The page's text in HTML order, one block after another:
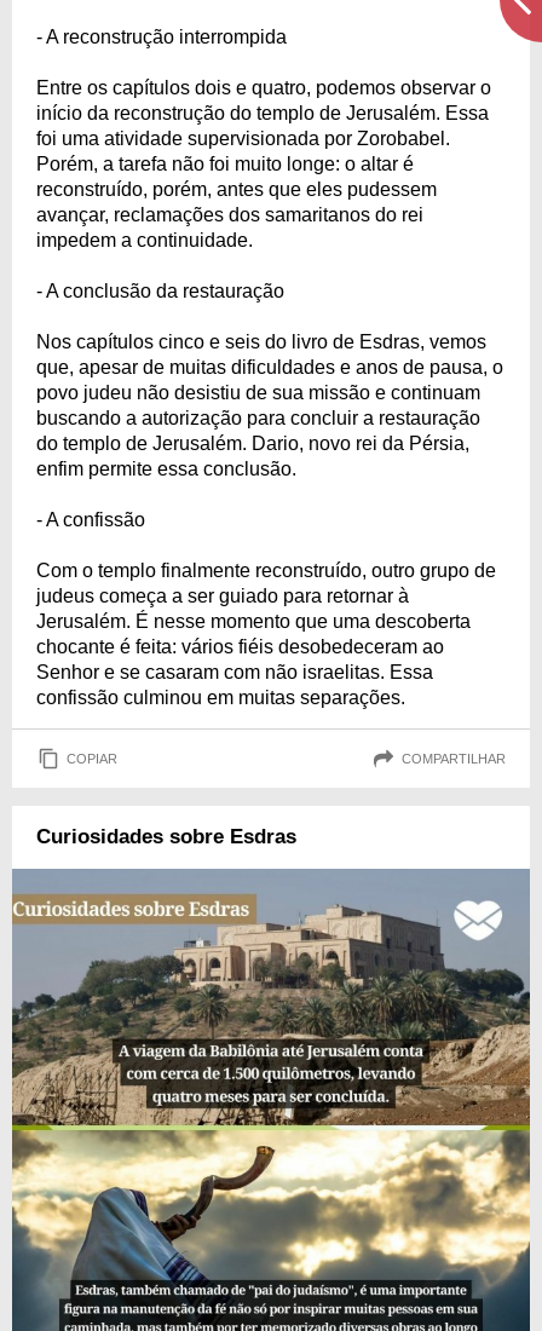
- A reconstrução interrompida
Entre os capítulos dois e quatro, podemos observar o
início da reconstrução do templo de Jerusalém. Essa
foi uma atividade supervisionada por Zorobabel.
Porém, a tarefa não foi muito longe: o altar é
reconstruído, porém, antes que eles pudessem
avançar, reclamações dos samaritanos do rei
impedem a continuidade.
- A conclusão da restauração
Nos capítulos cinco e seis do livro de Esdras, vemos
que, apesar de muitas dificuldades e anos de pausa, o
povo judeu não desistiu de sua missão e continuam
buscando a autorização para concluir a restauração
do templo de Jerusalém. Dario, novo rei da Pérsia,
enfim permite essa conclusão.
- A confissão
Com o templo finalmente reconstruído, outro grupo de
judeus começa a ser guiado para retornar à
Jerusalém. É nesse momento que uma descoberta
chocante é feita: vários fiéis desobedeceram ao
Senhor e se casaram com não israelitas. Essa
confissão culminou em muitas separações.
COPIAR COMPARTILHAR
Curiosidades sobre Esdras